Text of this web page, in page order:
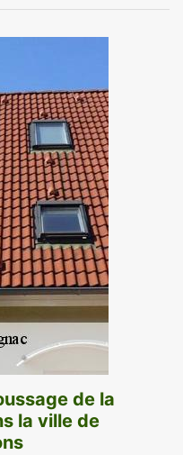
de la
la ville de